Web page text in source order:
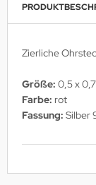
Zierliche
Größe: 0,5 x
Farbe: rot
Fassung: Silber